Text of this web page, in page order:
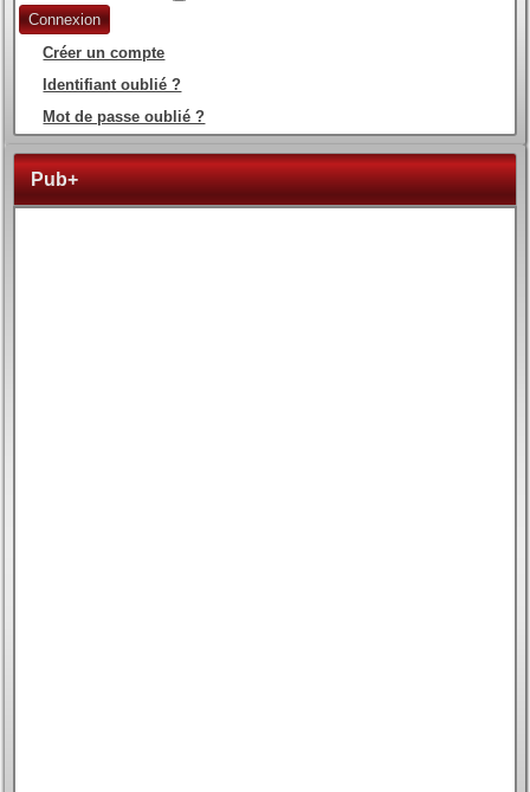
Connexion
Créer un compte
Identifiant oublié ?
Mot de passe oublié ?
Pub+